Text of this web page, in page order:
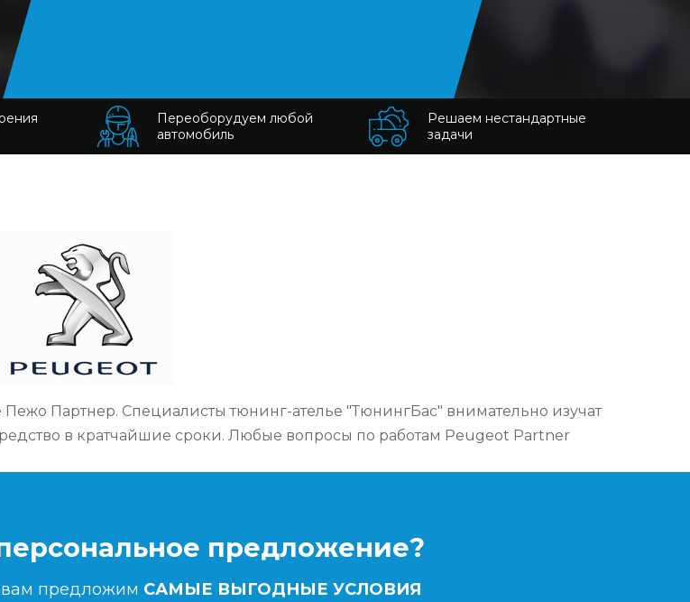
Переоборудуем любой
автомобиль
Решаем нестандартные
задачи
Партнер. Специалисты тюнинг-ателье "ТюнингБас" внимательно изучат
в кратчайшие сроки. Любые вопросы по работам Peugeot Partner
предложение?
вам предложим САМЫЕ ВЫГОДНЫЕ УСЛОВИЯ